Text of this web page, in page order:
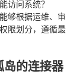
访问系统？
够根据运维、审
限划分，遵循最
的连接器